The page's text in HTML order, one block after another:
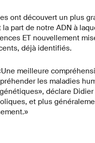
ont découvert un plus
part de notre ADN à
ET nouvellement
déjà identifiés.
meilleure
les maladies
déclare Didier
et plus